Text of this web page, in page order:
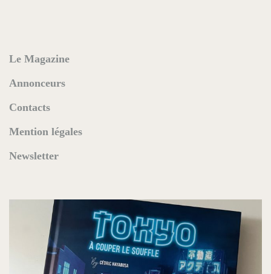
Le Magazine
Annonceurs
Contacts
Mention légales
Newsletter